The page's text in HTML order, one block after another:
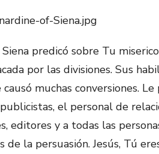
predicó sobre Tu
por las divisiones. Sus
muchas conversiones.
el personal de
editores y a todas las
la persuasión. Jesús, Tú